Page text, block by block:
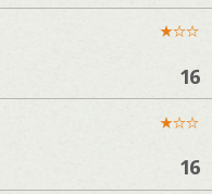
★☆☆
16
★☆☆
16